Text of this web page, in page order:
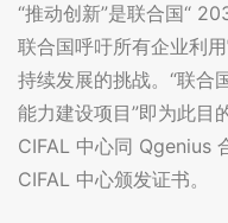
“推动创新”是联合国“
联合国呼吁所有企业利
持续发展的挑战。“联合
能力建设项目”即为此目
CIFAL 中心同 Qgenius
CIFAL 中心颁发证书。